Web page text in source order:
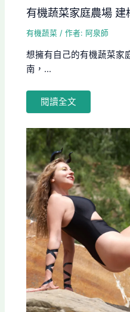
有機蔬菜家庭農場
有機蔬菜 / 作者: 阿泉師
想擁有自己的有機蔬菜家
南，...
閱讀全文